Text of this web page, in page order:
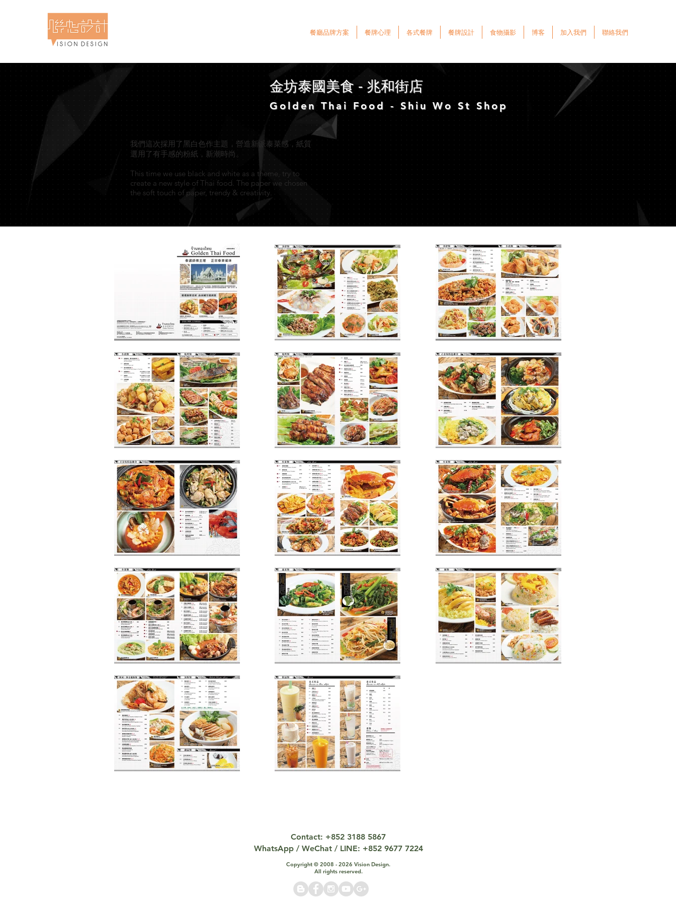
食物攝影專門店 - 聯想設計
Food Photography - Vision Design
餐廳品牌方案 餐牌心理 各式餐牌 餐牌設計 食物攝影 博客 加入我們 聯絡我們
金坊泰國美食 - 兆和街店
Golden Thai Food - Shiu Wo St Shop
我們這次採用了黑白色作主題，營造新派泰菜感，紙質
選用了有手感的粉紙，新潮時尚。
This time we use black and white as a theme, try to
create a new style of Thai food. The paper we chosen
the soft touch of paper, trendy & creativity.
Contact: +852 3188 5867
WhatsApp / WeChat / LINE: +852 9677 7224
Copyright © 2008 - 2026 Vision Design.
All rights reserved.